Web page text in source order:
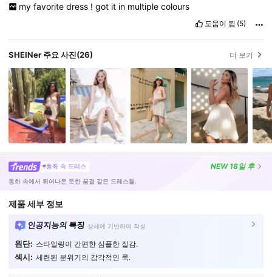
my favorite dress ! got it in multiple colours
도움이 됨 (5)
SHEINer 주요 사진(26) 더 보기
#동화 속 드레스 NEW 18일 후
동화 속에서 튀어나온 듯한 꿈결 같은 드레스들.
제품 세부 정보
인공지능의 특징 상세에 기반하여 작성
원단: 스타일링이 간편한 심플한 질감.
섹시: 세련된 분위기의 감각적인 룩.